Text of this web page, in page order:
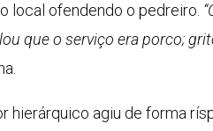
local ofendendo o pedreiro.
que o serviço era porco;
hierárquico agiu de forma